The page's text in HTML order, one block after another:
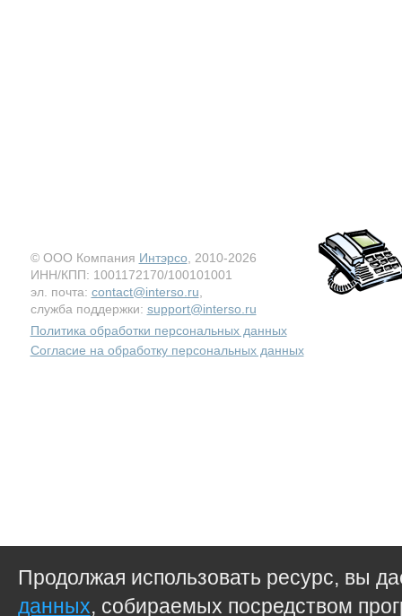
© ООО Компания Интэрсо , 2010-2026
ИНН/КПП: 1001172170/100101001
эл. почта: contact@interso.ru
служба поддержки: support@interso.ru
Политика обработки персональных данных
Согласие на обработку персональных данных
Продолжая использовать ресурс, вы
данных, собираемых посредством